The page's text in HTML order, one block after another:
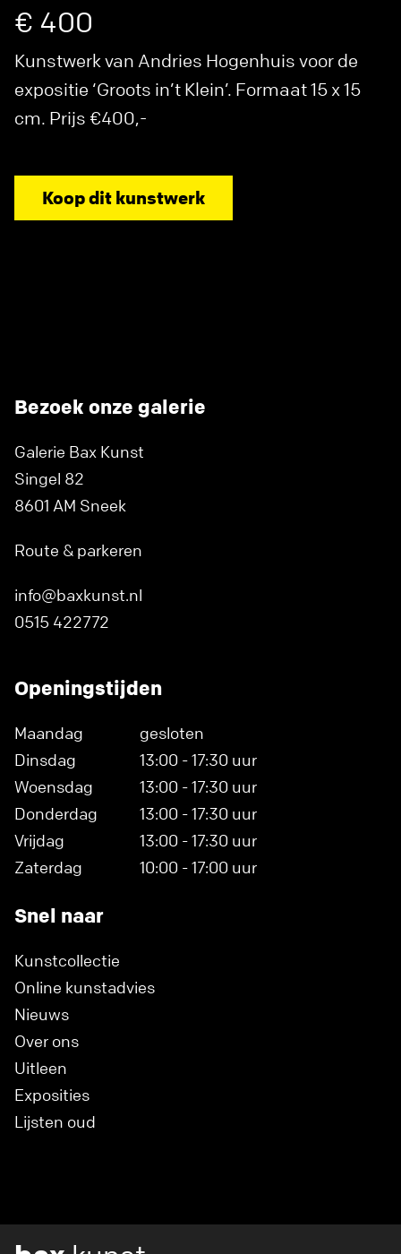
€ 400
Kunstwerk van Andries Hogenhuis voor de
expositie ‘Groots in’t Klein’. Formaat 15 x 15
cm. Prijs €400,-
Koop dit kunstwerk
Bezoek onze galerie
Galerie Bax Kunst
Singel 82
8601 AM Sneek
Route & parkeren
info@baxkunst.nl
0515 422772
Openingstijden
Maandag
gesloten
Dinsdag
13:00 - 17:30 uur
Woensdag
13:00 - 17:30 uur
Donderdag
13:00 - 17:30 uur
Vrijdag
13:00 - 17:30 uur
Zaterdag
10:00 - 17:00 uur
Snel naar
Kunstcollectie
Online kunstadvies
Nieuws
Over ons
Uitleen
Exposities
Lijsten oud